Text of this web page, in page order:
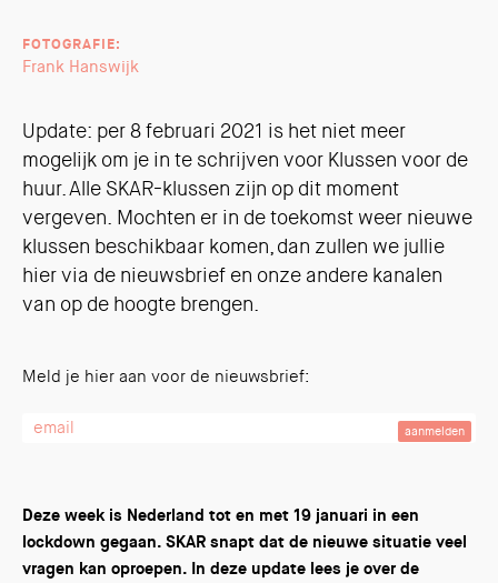
FOTOGRAFIE:
Frank Hanswijk
Update: per 8 februari 2021 is het niet meer
mogelijk om je in te schrijven voor Klussen voor de
huur. Alle SKAR-klussen zijn op dit moment
vergeven. Mochten er in de toekomst weer nieuwe
klussen beschikbaar komen, dan zullen we jullie
hier via de nieuwsbrief en onze andere kanalen
van op de hoogte brengen.
Meld je hier aan voor de nieuwsbrief:
Deze week is Nederland tot en met 19 januari in een
lockdown gegaan. SKAR snapt dat de nieuwe situatie veel
vragen kan oproepen. In deze update lees je over de